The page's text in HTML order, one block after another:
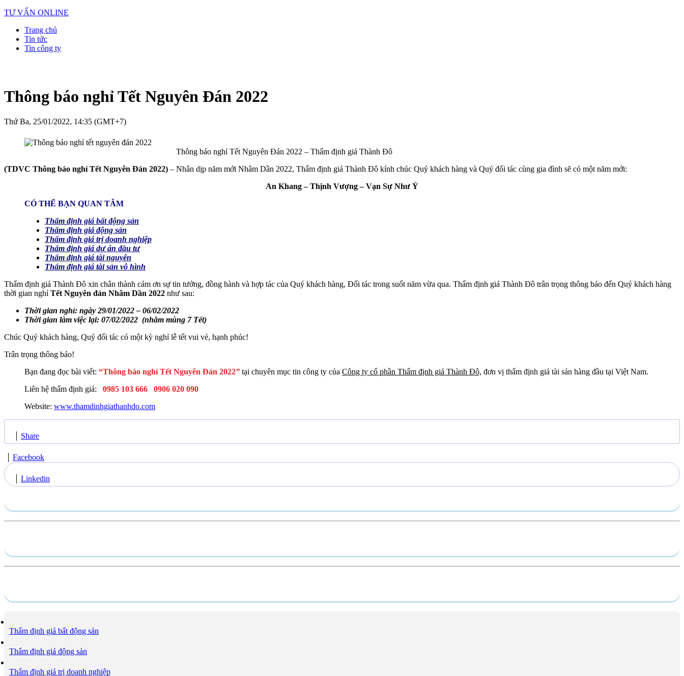
TƯ VẤN ONLINE
Trang chủ
Tin tức
Tin công ty
Thông báo nghỉ Tết Nguyên Đán 2022
Thứ Ba, 25/01/2022, 14:35 (GMT+7)
Thông báo nghỉ Tết Nguyên Đán 2022 – Thẩm định giá Thành Đô
(TDVC Thông báo nghỉ Tết Nguyên Đán 2022) – Nhân dịp năm mới Nhâm Dần 2022, Thẩm định giá Thành Đô kính chúc Quý khách hàng và Quý đối tác cùng gia đình sẽ có một năm mới:
An Khang – Thịnh Vượng – Vạn Sự Như Ý
CÓ THỂ BẠN QUAN TÂM
Thẩm định giá bất động sản
Thẩm định giá động sản
Thẩm định giá trị doanh nghiệp
Thẩm định giá dự án đầu tư
Thẩm định giá tài nguyên
Thẩm định giá tài sản vô hình
Thẩm định giá Thành Đô xin chân thành cảm ơn sự tin tưởng, đồng hành và hợp tác của Quý khách hàng, Đối tác trong suốt năm vừa qua. Thẩm định giá Thành Đô trân trọng thông báo đến Quý khách hàng
thời gian nghỉ Tết Nguyên đán Nhâm Dần 2022 như sau:
Thời gian nghỉ: ngày 29/01/2022 – 06/02/2022
Thời gian làm việc lại: 07/02/2022 (nhằm mùng 7 Tết)
Chúc Quý khách hàng, Quý đối tác có một kỳ nghỉ lễ tết vui vẻ, hạnh phúc!
Trân trọng thông báo!
Bạn đang đọc bài viết: “Thông báo nghỉ Tết Nguyên Đán 2022” tại chuyên mục tin công ty của Công ty cổ phần Thẩm định giá Thành Đô, đơn vị thẩm định giá tài sản hàng đầu tại Việt Nam.
Liên hệ thẩm định giá:
0985 103 666
0906 020 090
Website: www.thamdinhgiathanhdo.com
Share
Facebook
Linkedin
Thẩm định giá bất động sản
Thẩm định giá động sản
Thẩm định giá trị doanh nghiệp